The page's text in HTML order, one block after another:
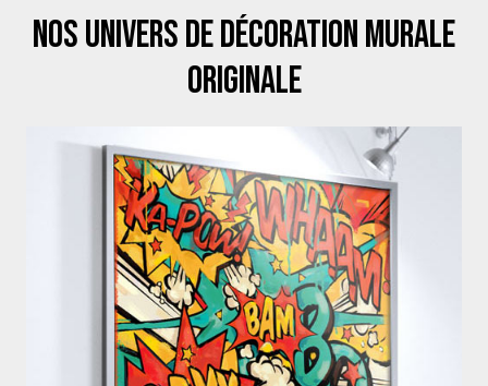
être
choisies
sur
la
du
produit
Nos univers de décoration murale
originale